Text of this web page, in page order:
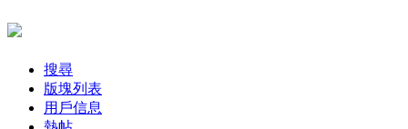
搜尋
版塊列表
用戶信息